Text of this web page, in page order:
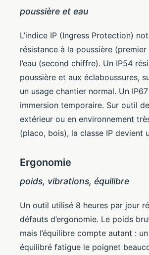
poussière et eau
L’indice IP (Ingress Protection)
résistance à la poussière
l’eau (second chiffre). Un IP54
poussière et aux éclaboussures,
un usage chantier normal. Un
immersion temporaire. Sur outil
extérieur ou en environnement
(placo, bois), la classe IP devient
Ergonomie
poids, vibrations, équilibre
Un outil utilisé 8 heures par jour
défauts d’ergonomie. Le poids
mais l’équilibre compte autant :
équilibré fatigue le poignet